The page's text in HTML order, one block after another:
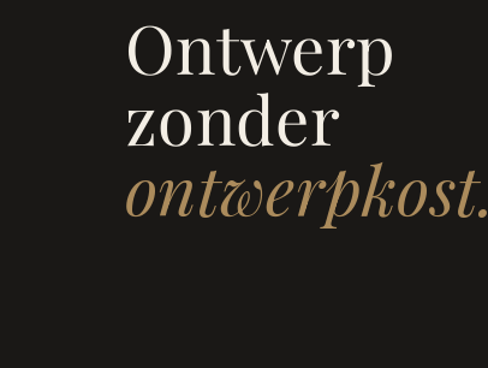
Ontwerp
zonder
ontwerpkost.